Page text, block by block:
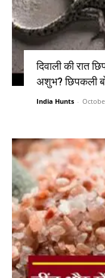
दिवाली की रात
अशुभ? छिपकली
India Hunts -